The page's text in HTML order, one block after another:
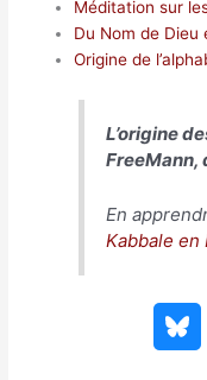
Méditation sur
Du Nom de
Origine de
L’origine
FreeMann,
En
Kabbale en